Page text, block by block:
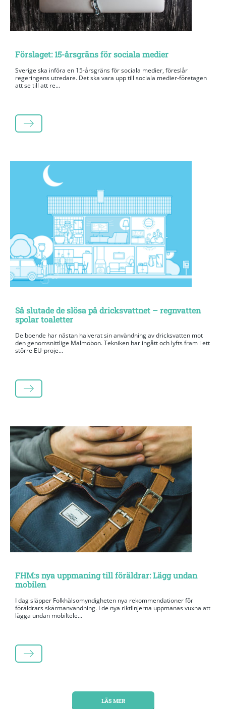
Förslaget: 15-årsgräns för sociala medier
Sverige ska införa en 15-årsgräns för sociala medier, föreslår
regeringens utredare. Det ska vara upp till sociala medier-företagen
att se till att re...
LÄS MER
Så slutade de slösa på dricksvattnet – regnvatten
spolar toaletter
De boende har nästan halverat sin användning av dricksvatten mot
den genomsnittlige Malmöbon. Tekniken har ingått och lyfts fram i ett
större EU-proje...
LÄS MER
FHM:s nya uppmaning till föräldrar: Lägg undan
mobilen
I dag släpper Folkhälsomyndigheten nya rekommendationer för
föräldrars skärmanvändning. I de nya riktlinjerna uppmanas vuxna att
lägga undan mobiltele...
LÄS MER
LÄS MER